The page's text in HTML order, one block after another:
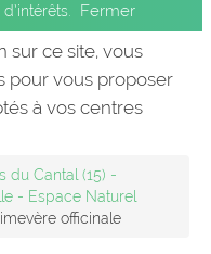
Les balades
Les espèces
Le blog
Fermer
sur ce site, vous
pour vous proposer
à vos centres
du Cantal (15) -
- Espace Naturel
officinale